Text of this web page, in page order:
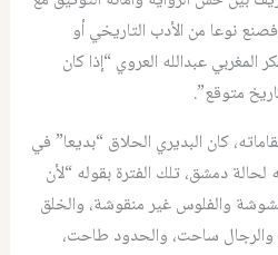
نوعا من الأدب التاريخي أو
المغربي عبدالله العروي “إذا كان
متوقع”.
كان البديري الحلاق “بديعا” في
دمشق، تلك الفترة بقوله “لأن
والفلوس غير منقوشة، والخلق
والرجال ساحت، والحدود طاحت،